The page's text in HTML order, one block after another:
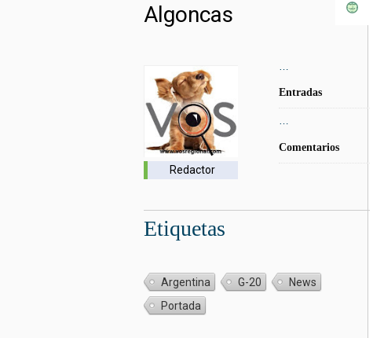
Algoncas
Redactor
Entradas
…
Comentarios
Etiquetas
Argentina G-20
News
Portada